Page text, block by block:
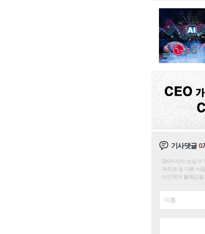
기사댓글0
200자까지 쓰실 수
저작권 등 다른 사
타인에게 불쾌감